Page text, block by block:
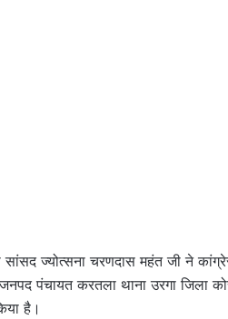
सांसद ज्योत्सना चरणदास महंत जी ने
जनपद पंचायत करतला थाना उरगा जिला
है।